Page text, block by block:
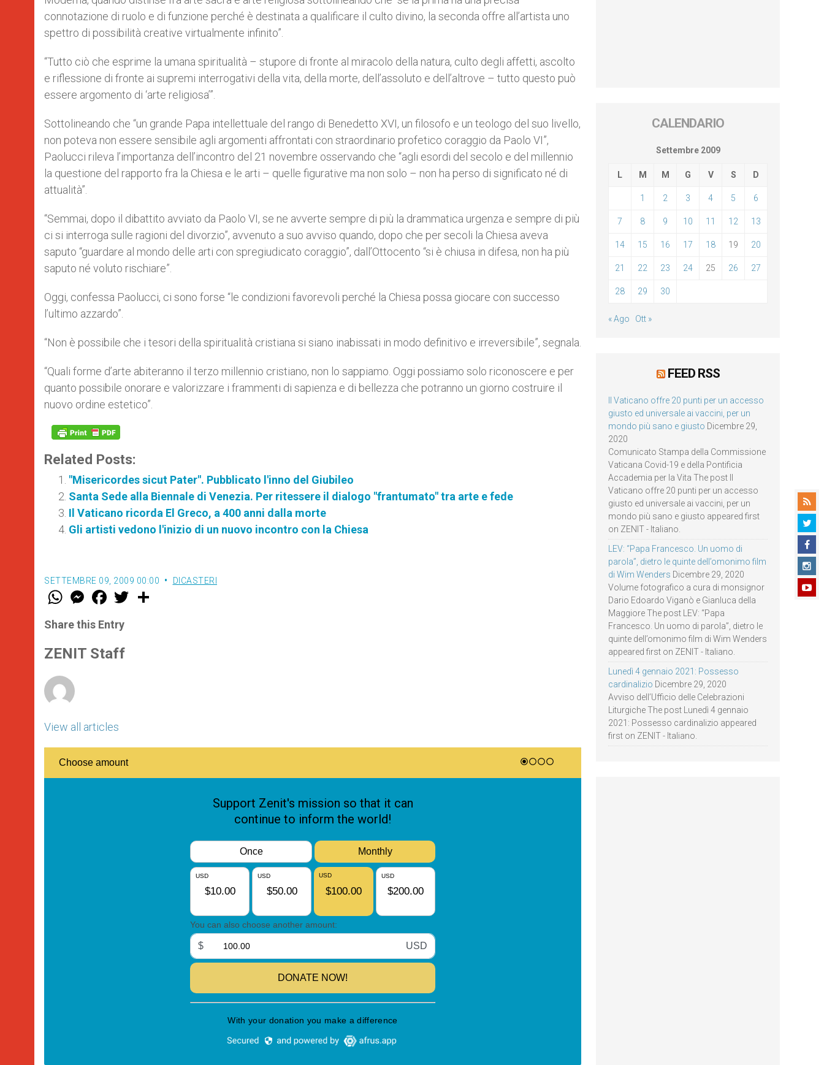
connotazione di ruolo e di funzione perché è destinata a qualificare il culto divino, la seconda offre all’artista uno
spettro di possibilità creative virtualmente infinito”.
“Tutto ciò che esprime la umana spiritualità – stupore di fronte al miracolo della natura, culto degli affetti, ascolto
e riflessione di fronte ai supremi interrogativi della vita, della morte, dell’assoluto e dell’altrove – tutto questo può
essere argomento di ‘arte religiosa’”.
Sottolineando che “un grande Papa intellettuale del rango di Benedetto XVI, un filosofo e un teologo del suo livello,
non poteva non essere sensibile agli argomenti affrontati con straordinario profetico coraggio da Paolo VI”,
Paolucci rileva l’importanza dell’incontro del 21 novembre osservando che “agli esordi del secolo e del millennio
la questione del rapporto fra la Chiesa e le arti – quelle figurative ma non solo – non ha perso di significato né di
attualità”.
“Semmai, dopo il dibattito avviato da Paolo VI, se ne avverte sempre di più la drammatica urgenza e sempre di più
ci si interroga sulle ragioni del divorzio”, avvenuto a suo avviso quando, dopo che per secoli la Chiesa aveva
saputo “guardare al mondo delle arti con spregiudicato coraggio”, dall’Ottocento “si è chiusa in difesa, non ha più
saputo né voluto rischiare”.
Oggi, confessa Paolucci, ci sono forse “le condizioni favorevoli perché la Chiesa possa giocare con successo
l’ultimo azzardo”.
“Non è possibile che i tesori della spiritualità cristiana si siano inabissati in modo definitivo e irreversibile”, segnala.
“Quali forme d’arte abiteranno il terzo millennio cristiano, non lo sappiamo. Oggi possiamo solo riconoscere e per
quanto possibile onorare e valorizzare i frammenti di sapienza e di bellezza che potranno un giorno costruire il
nuovo ordine estetico”.
Related Posts:
"Misericordes sicut Pater". Pubblicato l'inno del Giubileo
Santa Sede alla Biennale di Venezia. Per ritessere il dialogo "frantumato" tra arte e fede
Il Vaticano ricorda El Greco, a 400 anni dalla morte
Gli artisti vedono l'inizio di un nuovo incontro con la Chiesa
SETTEMBRE 09, 2009 00:00 DICASTERI
W
t
s
p
p
M
e
s
e
g
e
F
a
e
b
o
k
w
Share this Entry
ZENIT Staff
View all articles
CALENDARIO
Settembre 2009
L M M G V S D
1 2 3 4 5 6
7 8 9 10 11 12 13
14 15 16 17 18 19 20
21 22 23 24 25 26 27
28 29 30
« Ago Ott »
FEED RSS
Il Vaticano offre 20 punti per un accesso
giusto ed universale ai vaccini, per un
mondo più sano e giusto Dicembre 29,
2020
Comunicato Stampa della Commissione
Vaticana Covid-19 e della Pontificia
Accademia per la Vita The post Il
Vaticano offre 20 punti per un accesso
giusto ed universale ai vaccini, per un
mondo più sano e giusto appeared first
on ZENIT - Italiano.
LEV: “Papa Francesco. Un uomo di
parola”, dietro le quinte dell’omonimo film
di Wim Wenders Dicembre 29, 2020
Volume fotografico a cura di monsignor
Dario Edoardo Viganò e Gianluca della
Maggiore The post LEV: “Papa
Francesco. Un uomo di parola”, dietro le
quinte dell’omonimo film di Wim Wenders
appeared first on ZENIT - Italiano.
Lunedì 4 gennaio 2021: Possesso
cardinalizio Dicembre 29, 2020
Avviso dell’Ufficio delle Celebrazioni
Liturgiche The post Lunedì 4 gennaio
2021: Possesso cardinalizio appeared
first on ZENIT - Italiano.